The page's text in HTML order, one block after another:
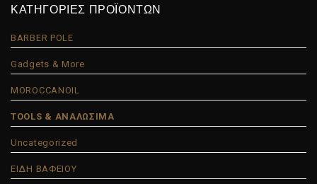
ΚΑΤΗΓΟΡΙΕΣ ΠΡΟΪΟΝΤΩΝ
BARBER POLE
Gadgets & More
MOROCCANOIL
TOOLS & ΑΝΑΛΩΣΙΜΑ
Uncategorized
ΕΙΔΗ ΒΑΦΕΙΟΥ